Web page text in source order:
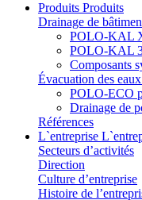
Produits Produits
Drainage de
POLO-KAL
POLO-KAL
Composants
Évacuation des eaux
POLO-ECO
Drainage de
Références
L`entreprise
Secteurs d’activités
Direction
Culture d’entreprise
Histoire de